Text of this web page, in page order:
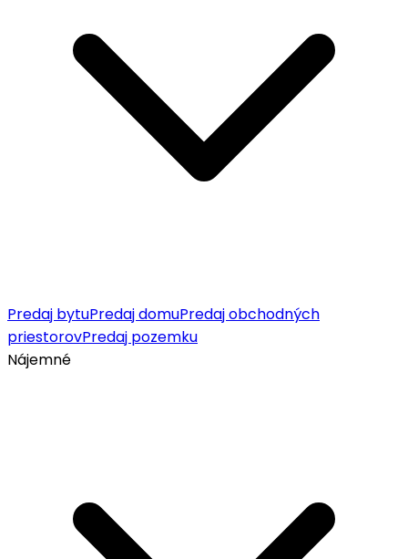
Predaj bytuPredaj domuPredaj obchodných
priestorovPredaj pozemku
Nájemné